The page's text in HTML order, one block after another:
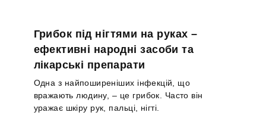
Грибок під нігтями на руках –
ефективні народні засоби та
лікарські препарати
Одна з найпоширеніших інфекцій, що
вражають людину, – це грибок. Часто він
уражає шкіру рук, пальці, нігті.